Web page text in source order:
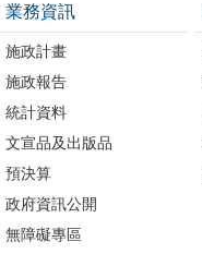
業務資訊
施政計畫
施政報告
統計資料
文宣品及出版品
預決算
政府資訊公開
無障礙專區